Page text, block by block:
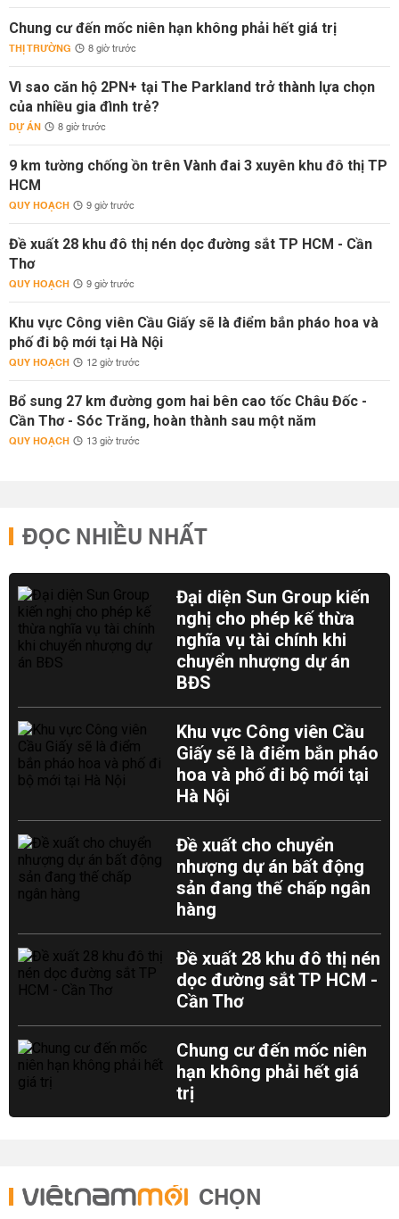
Chung cư đến mốc niên hạn không phải hết giá trị
THỊ TRƯỜNG 8 giờ trước
Vì sao căn hộ 2PN+ tại The Parkland trở thành lựa chọn
của nhiều gia đình trẻ?
DỰ ÁN 8 giờ trước
9 km tường chống ồn trên Vành đai 3 xuyên khu đô thị TP
HCM
QUY HOẠCH 9 giờ trước
Đề xuất 28 khu đô thị nén dọc đường sắt TP HCM - Cần
Thơ
QUY HOẠCH 9 giờ trước
Khu vực Công viên Cầu Giấy sẽ là điểm bắn pháo hoa và
phố đi bộ mới tại Hà Nội
QUY HOẠCH 12 giờ trước
Bổ sung 27 km đường gom hai bên cao tốc Châu Đốc -
Cần Thơ - Sóc Trăng, hoàn thành sau một năm
QUY HOẠCH 13 giờ trước
ĐỌC NHIỀU NHẤT
Đại diện Sun Group kiến
nghị cho phép kế thừa
nghĩa vụ tài chính khi
chuyển nhượng dự án
BĐS
Khu vực Công viên Cầu
Giấy sẽ là điểm bắn pháo
hoa và phố đi bộ mới tại
Hà Nội
Đề xuất cho chuyển
nhượng dự án bất động
sản đang thế chấp ngân
hàng
Đề xuất 28 khu đô thị nén
dọc đường sắt TP HCM -
Cần Thơ
Chung cư đến mốc niên
hạn không phải hết giá
trị
CHỌN